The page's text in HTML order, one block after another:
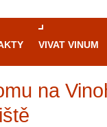
VIVAT VINUM
na
Od